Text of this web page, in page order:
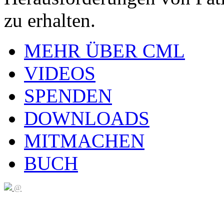
zu erhalten.
MEHR ÜBER CML
VIDEOS
SPENDEN
DOWNLOADS
MITMACHEN
BUCH
@